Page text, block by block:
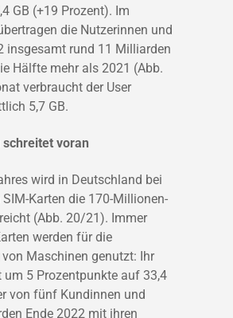
GB (+19 Prozent). Im
die Nutzerinnen und
insgesamt rund 11 Milliarden
Hälfte mehr als 2021 (Abb.
verbraucht der User
5,7 GB.
schreitet voran
wird in Deutschland bei
Karten die 170-Millionen-
(Abb. 20/21). Immer
werden für die
Maschinen genutzt: Ihr
um 5 Prozentpunkte auf 33,4
von fünf Kundinnen und
Ende 2022 mit ihren